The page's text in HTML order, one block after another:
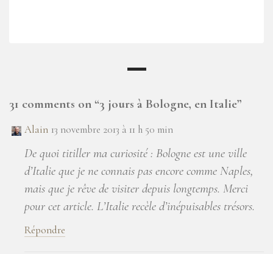
31 comments on “3 jours à Bologne, en Italie”
Alain 13 novembre 2013 à 11 h 50 min
De quoi titiller ma curiosité : Bologne est une ville
d’Italie que je ne connais pas encore comme Naples,
mais que je rêve de visiter depuis longtemps. Merci
pour cet article. L’Italie recèle d’inépuisables trésors.
Répondre